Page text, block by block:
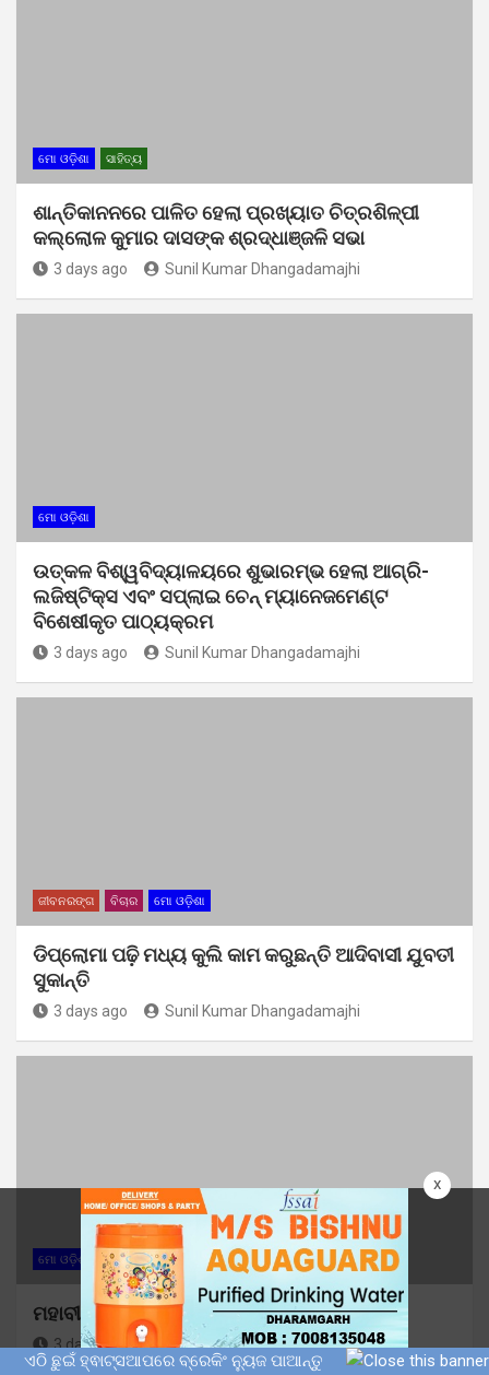
x
ମୋ ଓଡ଼ିଶା ସାହିତ୍ୟ
ଶାନ୍ତିକାନନରେ ପାଳିତ ହେଲା ପ୍ରଖ୍ୟାତ ଚିତ୍ରଶିଳ୍ପୀ
କଲ୍ଲୋଳ କୁମାର ଦାସଙ୍କ ଶ୍ରଦ୍ଧାଞ୍ଜଳି ସଭା
3 days ago Sunil Kumar Dhangadamajhi
ମୋ ଓଡ଼ିଶା
ଉତ୍କଳ ବିଶ୍ୱବିଦ୍ୟାଳୟରେ ଶୁଭାରମ୍ଭ ହେଲା ଆଗ୍ରି-
ଲଜିଷ୍ଟିକ୍ସ ଏବଂ ସପ୍ଲାଇ ଚେନ୍ ମ୍ୟାନେଜମେଣ୍ଟ
ବିଶେଷୀକୃତ ପାଠ୍ୟକ୍ରମ
3 days ago Sunil Kumar Dhangadamajhi
ଜୀବନରଙ୍ଗ ବିଚାର ମୋ ଓଡ଼ିଶା
ଡିପ୍ଲୋମା ପଢ଼ି ମଧ୍ୟ କୁଲି କାମ କରୁଛନ୍ତି ଆଦିବାସୀ ଯୁବତୀ
ସୁକାନ୍ତି
3 days ago Sunil Kumar Dhangadamajhi
ମୋ ଓଡ଼ିଶା
ମହାବୀର ସେନା ପକ୍ଷରୁ ବୃକ୍ଷ ବଣ୍ଟନ
3 days ago Sunil Kumar Dhangadamajhi
ଏଠି ଛୁଇଁ ହ୍ଵାଟ୍ସଆପରେ ବ୍ରେକିଂ ନ୍ୟୁଜ ପାଆନ୍ତୁ